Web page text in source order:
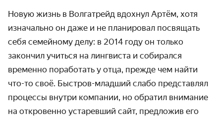
Новую жизнь в Волгатрейд вдохнул Артём, хотя
изначально он даже и не планировал посвящать
себя семейному делу: в 2014 году он только
закончил учиться на лингвиста и собирался
временно поработать у отца, прежде чем найти
что-то своё. Быстров-младший слабо представлял
процессы внутри компании, но обратил внимание
на откровенно устаревший сайт, предложив его